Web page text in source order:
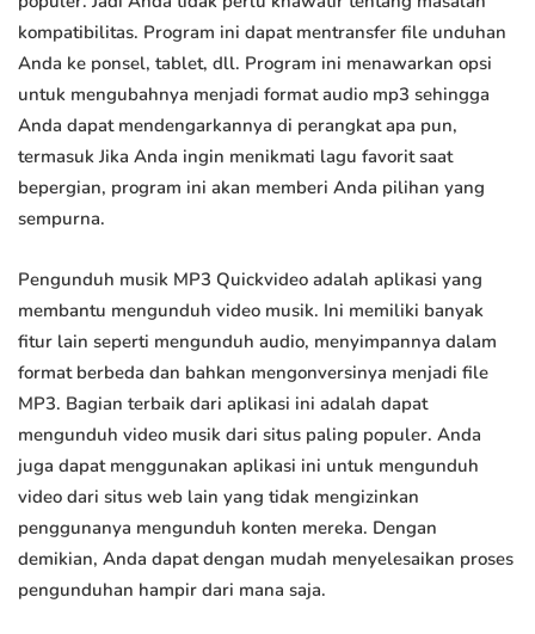
kompatibilitas. Program ini dapat mentransfer file unduhan
Anda ke ponsel, tablet, dll. Program ini menawarkan opsi
untuk mengubahnya menjadi format audio mp3 sehingga
Anda dapat mendengarkannya di perangkat apa pun,
termasuk Jika Anda ingin menikmati lagu favorit saat
bepergian, program ini akan memberi Anda pilihan yang
sempurna.
Pengunduh musik MP3 Quickvideo adalah aplikasi yang
membantu mengunduh video musik. Ini memiliki banyak
fitur lain seperti mengunduh audio, menyimpannya dalam
format berbeda dan bahkan mengonversinya menjadi file
MP3. Bagian terbaik dari aplikasi ini adalah dapat
mengunduh video musik dari situs paling populer. Anda
juga dapat menggunakan aplikasi ini untuk mengunduh
video dari situs web lain yang tidak mengizinkan
penggunanya mengunduh konten mereka. Dengan
demikian, Anda dapat dengan mudah menyelesaikan proses
pengunduhan hampir dari mana saja.